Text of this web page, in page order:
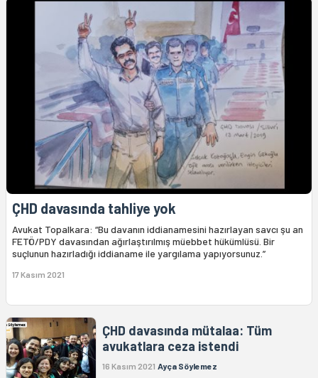
ÇHD davasında tahliye yok
Avukat Topalkara: “Bu davanın iddianamesini hazırlayan savcı şu an
FETÖ/PDY davasından ağırlaştırılmış müebbet hükümlüsü. Bir
suçlunun hazırladığı iddianame ile yargılama yapıyorsunuz.”
17 Kasım 2021
ÇHD davasında mütalaa: Tüm
avukatlara ceza istendi
16 Kasım 2021 Ayça Söylemez